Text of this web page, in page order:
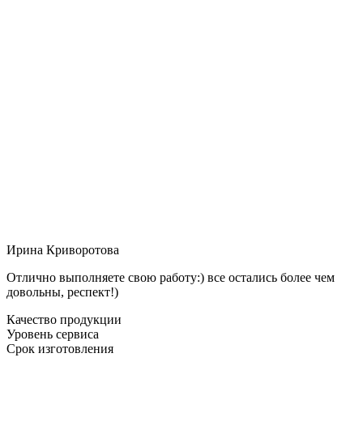
Ирина Криворотова
Отлично выполняете свою работу:) все остались более чем
довольны, респект!)
Качество продукции
Уровень сервиса
Срок изготовления